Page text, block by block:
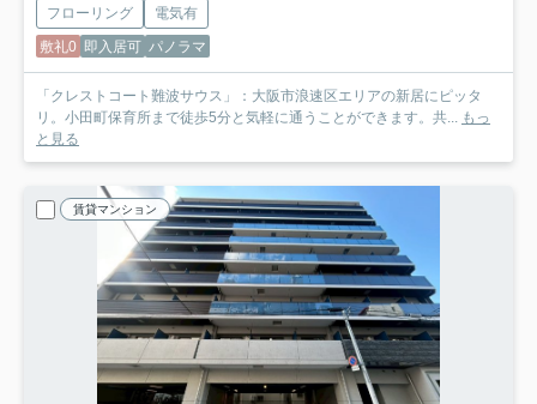
フローリング
電気有
敷礼0 即入居可 パノラマ
「クレストコート難波サウス」：大阪市浪速区エリアの新居にピッタ
リ。小田町保育所まで徒歩5分と気軽に通うことができます。共... もっ
と見る
賃貸マンション